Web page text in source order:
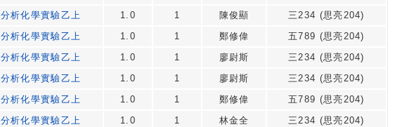
分析化學實驗乙上 1.0 1 陳俊顯
三234 (思亮204)
分析化學實驗乙上 1.0 1 鄭修偉
五789 (思亮204)
分析化學實驗乙上 1.0 1 廖尉斯
三234 (思亮204)
分析化學實驗乙上 1.0 1 廖尉斯
三234 (思亮204)
分析化學實驗乙上 1.0 1 鄭修偉
五789 (思亮204)
分析化學實驗乙上 1.0 1 林金全
三234 (思亮204)